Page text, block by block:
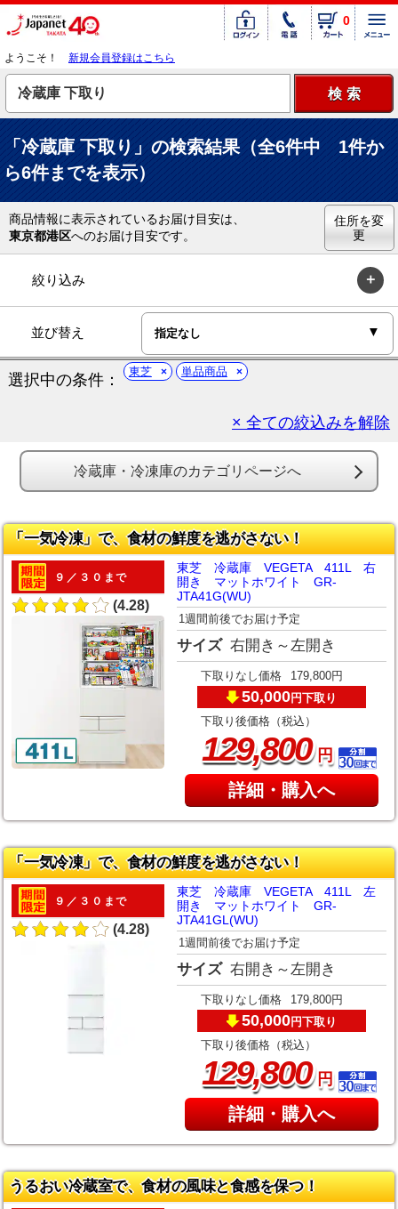
0
ようこそ！ 新規会員登録はこちら
「冷蔵庫 下取り」の検索結果（全6件中 1件か
ら6件までを表示）
商品情報に表示されているお届け目安は、
東京都港区へのお届け目安です。
住所を変
更
絞り込み
並び替え
選択中の条件： 東芝 単品商品
× 全ての絞込みを解除
冷蔵庫・冷凍庫のカテゴリページへ
「一気冷凍」で、食材の鮮度を逃がさない！
９／３０まで
(4.28)
東芝 冷蔵庫 VEGETA 411L 右
開き マットホワイト GR-
JTA41G(WU)
1週間前後でお届け予定
サイズ 右開き～左開き
下取りなし価格 179,800円
50,000円下取り
下取り後価格（税込）
129,800円
詳細・購入へ
「一気冷凍」で、食材の鮮度を逃がさない！
９／３０まで
(4.28)
東芝 冷蔵庫 VEGETA 411L 左
開き マットホワイト GR-
JTA41GL(WU)
1週間前後でお届け予定
サイズ 右開き～左開き
下取りなし価格 179,800円
50,000円下取り
下取り後価格（税込）
129,800円
詳細・購入へ
うるおい冷蔵室で、食材の風味と食感を保つ！